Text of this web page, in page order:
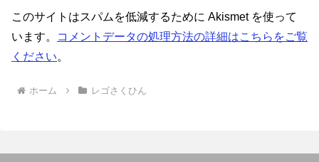
このサイトはスパムを低減するために Akismet を使って
います。
コメントデータの処理方法の詳細はこちらをご覧
ください。
ホーム レゴさくひん